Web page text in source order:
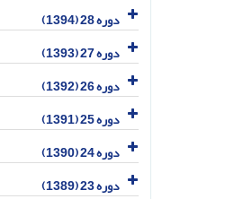
دوره 28 (1394)
دوره 27 (1393)
دوره 26 (1392)
دوره 25 (1391)
دوره 24 (1390)
دوره 23 (1389)